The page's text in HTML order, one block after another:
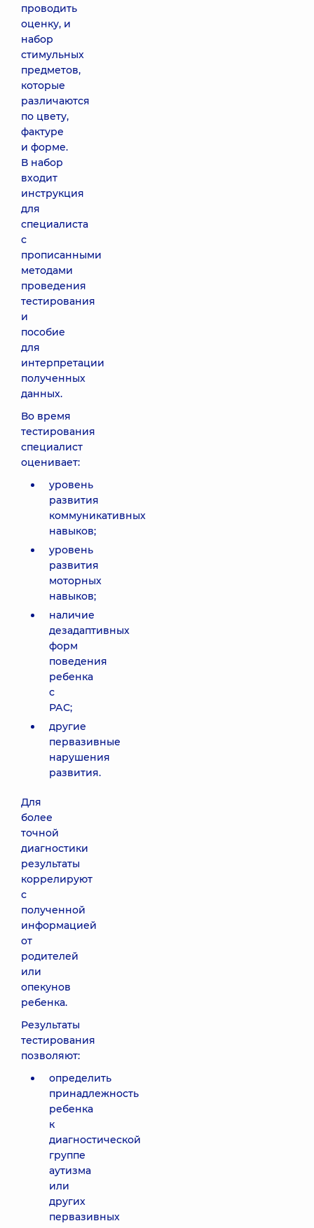
проводить
оценку, и
набор
стимульных
предметов,
которые
различаются
по цвету,
фактуре
и форме.
В набор
входит
инструкция
для
специалиста
с
прописанными
методами
проведения
тестирования
и
пособие
для
интерпретации
полученных
данных.
Во время
тестирования
специалист
оценивает:
уровень
развития
коммуникативных
навыков;
уровень
развития
моторных
навыков;
наличие
дезадаптивных
форм
поведения
ребенка
с
РАС;
другие
первазивные
нарушения
развития.
Для
более
точной
диагностики
результаты
коррелируют
с
полученной
информацией
от
родителей
или
опекунов
ребенка.
Результаты
тестирования
позволяют:
определить
принадлежность
ребенка
к
диагностической
группе
аутизма
или
других
первазивных